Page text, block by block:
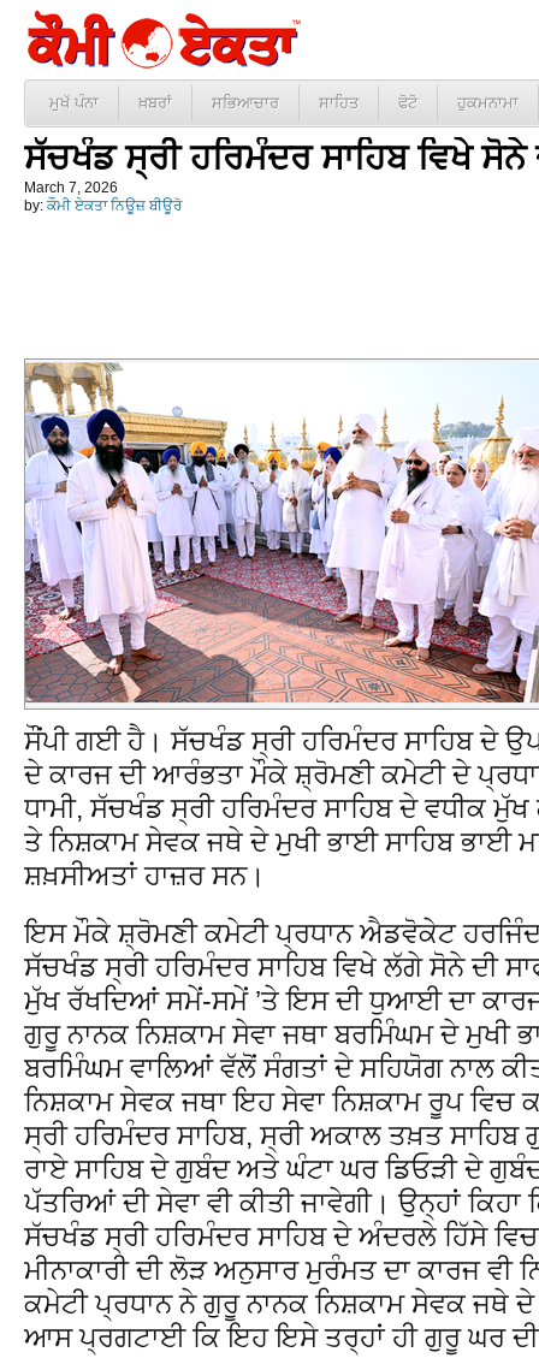
ਮੁਖੱ ਪੰਨਾ ਖ਼ਬਰਾਂ ਸਭਿਆਚਾਰ ਸਾਹਿਤ ਫੋਟੋ ਹੁਕਮਨਾਮਾ
ਸੱਚਖੰਡ ਸ੍ਰੀ ਹਰਿਮੰਦਰ ਸਾਹਿਬ ਵਿਖੇ
March 7, 2026
by: ਕੌਮੀ ਏਕਤਾ ਨਿਊਜ਼ ਬੀਊਰੋ
ਸੌਂਪੀ ਗਈ ਹੈ। ਸੱਚਖੰਡ ਸ੍ਰੀ ਹਰਿਮੰਦਰ ਸਾਹਿਬ ਦੇ
ਦੇ ਕਾਰਜ ਦੀ ਆਰੰਭਤਾ ਮੌਕੇ ਸ਼੍ਰੋਮਣੀ ਕਮੇਟੀ ਦੇ
ਧਾਮੀ, ਸੱਚਖੰਡ ਸ੍ਰੀ ਹਰਿਮੰਦਰ ਸਾਹਿਬ ਦੇ ਵਧੀਕ
ਤੇ ਨਿਸ਼ਕਾਮ ਸੇਵਕ ਜਥੇ ਦੇ ਮੁਖੀ ਭਾਈ ਸਾਹਿਬ ਭਾਈ
ਸ਼ਖ਼ਸੀਅਤਾਂ ਹਾਜ਼ਰ ਸਨ।
ਇਸ ਮੌਕੇ ਸ਼੍ਰੋਮਣੀ ਕਮੇਟੀ ਪ੍ਰਧਾਨ ਐਡਵੋਕੇਟ
ਸੱਚਖੰਡ ਸ੍ਰੀ ਹਰਿਮੰਦਰ ਸਾਹਿਬ ਵਿਖੇ ਲੱਗੇ ਸੋਨੇ ਦੀ
ਮੁੱਖ ਰੱਖਦਿਆਂ ਸਮੇਂ-ਸਮੇਂ ’ਤੇ ਇਸ ਦੀ ਧੁਆਈ ਦਾ ਕਾਰਜ
ਗੁਰੂ ਨਾਨਕ ਨਿਸ਼ਕਾਮ ਸੇਵਾ ਜਥਾ ਬਰਮਿੰਘਮ ਦੇ ਮੁਖੀ
ਬਰਮਿੰਘਮ ਵਾਲਿਆਂ ਵੱਲੋਂ ਸੰਗਤਾਂ ਦੇ ਸਹਿਯੋਗ ਨਾਲ
ਨਿਸ਼ਕਾਮ ਸੇਵਕ ਜਥਾ ਇਹ ਸੇਵਾ ਨਿਸ਼ਕਾਮ ਰੂਪ
ਸ੍ਰੀ ਹਰਿਮੰਦਰ ਸਾਹਿਬ, ਸ੍ਰੀ ਅਕਾਲ ਤਖ਼ਤ
ਰਾਏ ਸਾਹਿਬ ਦੇ ਗੁਬੰਦ ਅਤੇ ਘੰਟਾ ਘਰ ਡਿਓੜੀ ਦੇ
ਪੱਤਰਿਆਂ ਦੀ ਸੇਵਾ ਵੀ ਕੀਤੀ ਜਾਵੇਗੀ। ਉਨ੍ਹਾਂ
ਸੱਚਖੰਡ ਸ੍ਰੀ ਹਰਿਮੰਦਰ ਸਾਹਿਬ ਦੇ ਅੰਦਰਲੇ ਹਿੱਸੇ
ਮੀਨਾਕਾਰੀ ਦੀ ਲੋੜ ਅਨੁਸਾਰ ਮੁਰੰਮਤ ਦਾ ਕਾਰਜ ਵੀ
ਕਮੇਟੀ ਪ੍ਰਧਾਨ ਨੇ ਗੁਰੂ ਨਾਨਕ ਨਿਸ਼ਕਾਮ ਸੇਵਕ ਜਥੇ ਦੇ
ਆਸ ਪ੍ਰਗਟਾਈ ਕਿ ਇਹ ਇਸੇ ਤਰ੍ਹਾਂ ਹੀ ਗੁਰੂ ਘਰ